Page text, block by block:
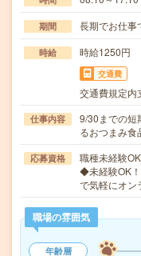
期間 長期でお仕事
時給 時給1250円
交通費
交通費規定内
仕事内容
9/30までの短
るおつまみ
応募資格
職種未経験
◆未経験OK
で気軽にオ
職場の雰囲気
年齢層